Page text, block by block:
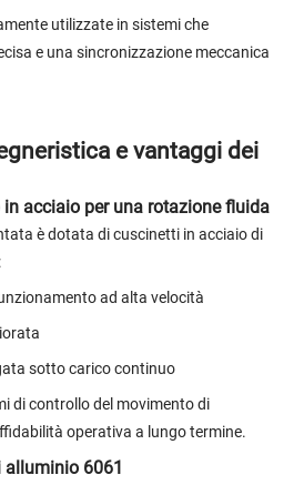
utilizzate in sistemi che
e una sincronizzazione meccanica
e vantaggi dei
acciaio per una rotazione fluida
è dotata di cuscinetti in acciaio di
ad alta velocità
sotto carico continuo
di controllo del movimento di
operativa a lungo termine.
6061